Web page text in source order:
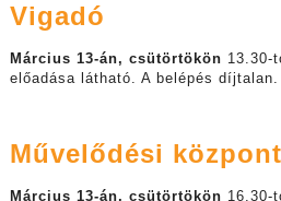
Vigadó
Március 13-án, csütörtökön 13.30-
előadása látható. A belépés díjtalan.
Művelődési központ
Március 13-án, csütörtökön 16.30-